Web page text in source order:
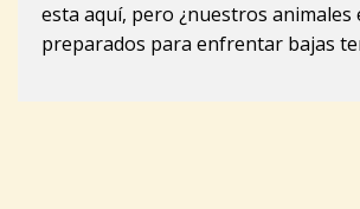
esta aquí, pero ¿nuestros animales
preparados para enfrentar bajas